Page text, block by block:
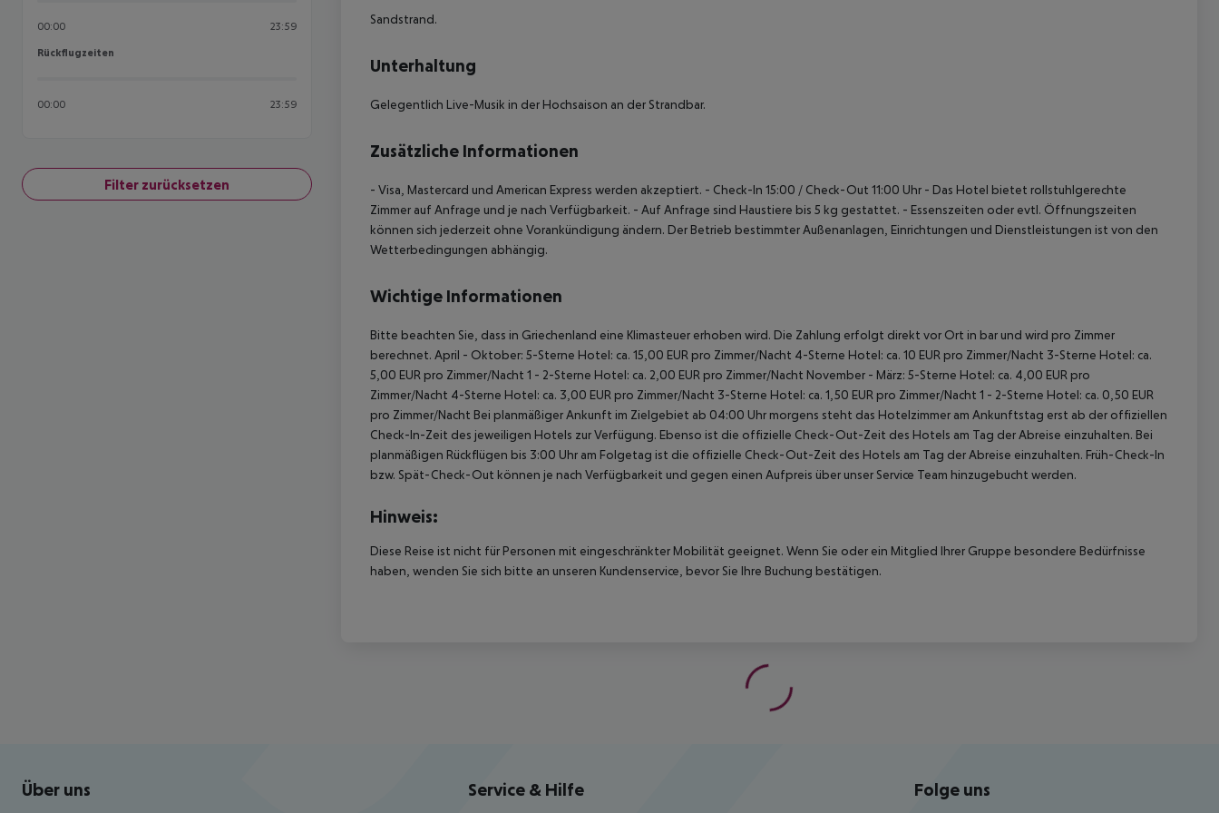
00:00 23:59
Rückflugzeiten
Rückflugzeiten
00:00 23:59
Filter zurücksetzen
Sandstrand.
Unterhaltung
Gelegentlich Live-Musik in der Hochsaison an der Strandbar.
Zusätzliche Informationen
- Visa, Mastercard und American Express werden akzeptiert. - Check-In 15:00 / Check-Out 11:00 Uhr - Das Hotel bietet rollstuhlgerechte
Zimmer auf Anfrage und je nach Verfügbarkeit. - Auf Anfrage sind Haustiere bis 5 kg gestattet. - Essenszeiten oder evtl. Öffnungszeiten
können sich jederzeit ohne Vorankündigung ändern. Der Betrieb bestimmter Außenanlagen, Einrichtungen und Dienstleistungen ist von den
Wetterbedingungen abhängig.
Wichtige Informationen
Bitte beachten Sie, dass in Griechenland eine Klimasteuer erhoben wird. Die Zahlung erfolgt direkt vor Ort in bar und wird pro Zimmer
berechnet. April - Oktober: 5-Sterne Hotel: ca. 15,00 EUR pro Zimmer/Nacht 4-Sterne Hotel: ca. 10 EUR pro Zimmer/Nacht 3-Sterne Hotel: ca.
5,00 EUR pro Zimmer/Nacht 1 - 2-Sterne Hotel: ca. 2,00 EUR pro Zimmer/Nacht November - März: 5-Sterne Hotel: ca. 4,00 EUR pro
Zimmer/Nacht 4-Sterne Hotel: ca. 3,00 EUR pro Zimmer/Nacht 3-Sterne Hotel: ca. 1,50 EUR pro Zimmer/Nacht 1 - 2-Sterne Hotel: ca. 0,50 EUR
pro Zimmer/Nacht Bei planmäßiger Ankunft im Zielgebiet ab 04:00 Uhr morgens steht das Hotelzimmer am Ankunftstag erst ab der offiziellen
Check-In-Zeit des jeweiligen Hotels zur Verfügung. Ebenso ist die offizielle Check-Out-Zeit des Hotels am Tag der Abreise einzuhalten. Bei
planmäßigen Rückflügen bis 3:00 Uhr am Folgetag ist die offizielle Check-Out-Zeit des Hotels am Tag der Abreise einzuhalten. Früh-Check-In
bzw. Spät-Check-Out können je nach Verfügbarkeit und gegen einen Aufpreis über unser Service Team hinzugebucht werden.
Hinweis:
Diese Reise ist nicht für Personen mit eingeschränkter Mobilität geeignet. Wenn Sie oder ein Mitglied Ihrer Gruppe besondere Bedürfnisse
haben, wenden Sie sich bitte an unseren Kundenservice, bevor Sie Ihre Buchung bestätigen.
Footer navigation
Über uns Service & Hilfe Folge uns